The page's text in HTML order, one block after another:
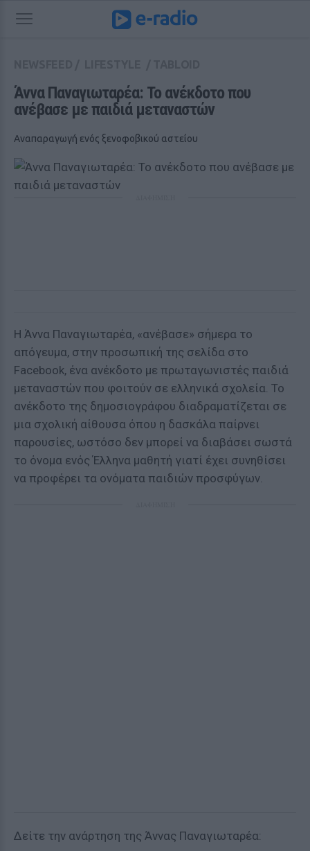
Άννα Παναγιωταρέα: Το ανέκδοτο που
ανέβασε με παιδιά μεταναστών
Αναπαραγωγή ενός ξενοφοβικού αστείου
Η Άννα Παναγιωταρέα, «ανέβασε» σήμερα το
απόγευμα, στην προσωπική της σελίδα στο
Facebook, ένα ανέκδοτο με πρωταγωνιστές παιδιά
μεταναστών που φοιτούν σε ελληνικά σχολεία. Το
ανέκδοτο της δημοσιογράφου διαδραματίζεται σε
μια σχολική αίθουσα όπου η δασκάλα παίρνει
παρουσίες, ωστόσο δεν μπορεί να διαβάσει σωστά
το όνομα ενός Έλληνα μαθητή γιατί έχει συνηθίσει
να προφέρει τα ονόματα παιδιών προσφύγων.
Δείτε την ανάρτηση της Άννας Παναγιωταρέα: